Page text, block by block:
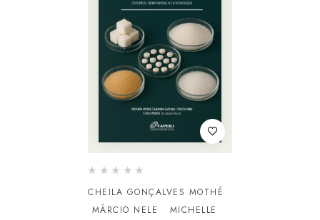
CHEILA GONÇALVES MOTHÉ
MÁRCIO NELE
MICHELLE